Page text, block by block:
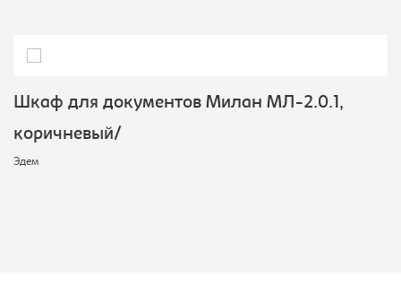
Шкаф для документов Милан МЛ-2.0.1,
коричневый/
Эдем